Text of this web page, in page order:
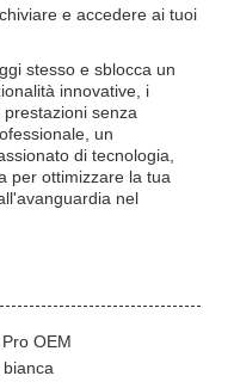
presto!
e accedere ai tuoi
stesso e sblocca un
innovative, i
senza
un
di tecnologia,
per ottimizzare la tua
nel
OEM